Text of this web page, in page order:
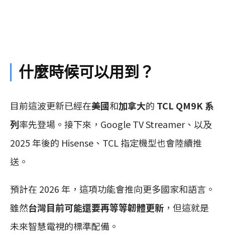
什麼時候可以用到？
目前這波更新已經在美國和加拿大的 TCL QM9K 系
列率先登場。接下來，Google TV Streamer、以及
2025 年後的 Hisense、TCL 指定機型也會陸續推
送。
預計在 2026 年，這項功能會推向更多國家和語言。
雖然台灣目前可能還要再等等韌體更新 ，但這就是
未來智慧電視的標準配備。